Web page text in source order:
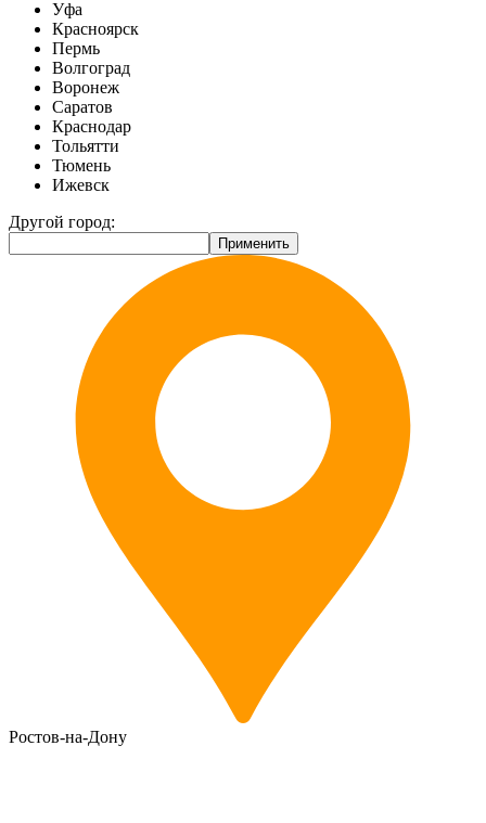
Уфа
Красноярск
Пермь
Волгоград
Воронеж
Саратов
Краснодар
Тольятти
Тюмень
Ижевск
Другой город:
Ростов-на-Дону